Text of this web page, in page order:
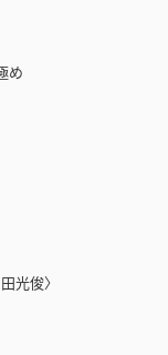
め
光俊〉